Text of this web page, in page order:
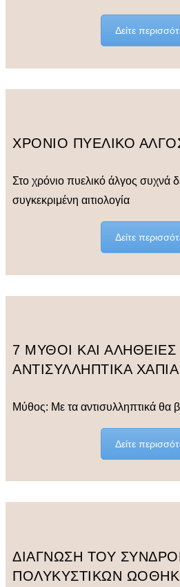
Δείτε
ΧΡΟΝΙΟ ΠΥΕΛΙΚΟ
Στο χρόνιο πυελικό άλγος συχνά
συγκεκριμένη αιτιολογία
Δείτε
7 ΜΥΘΟΙ ΚΑΙ ΑΛΗΘΕΙΕΣ
ΑΝΤΙΣΥΛΛΗΠΤΙΚΑ ΧΑΠΙΑ
Μύθος: Με τα αντισυλληπτικά θα
Δείτε
ΔΙΑΓΝΩΣΗ ΤΟΥ
ΠΟΛΥΚΥΣΤΙΚΩΝ